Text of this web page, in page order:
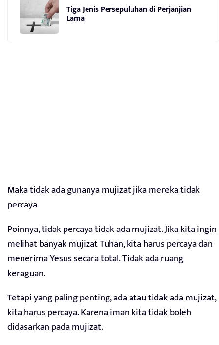
Tiga Jenis Persepuluhan di Perjanjian
Lama
Maka tidak ada gunanya mujizat jika mereka tidak
percaya.
Poinnya, tidak percaya tidak ada mujizat. Jika kita ingin
melihat banyak mujizat Tuhan, kita harus percaya dan
menerima Yesus secara total. Tidak ada ruang
keraguan.
Tetapi yang paling penting, ada atau tidak ada mujizat,
kita harus percaya. Karena iman kita tidak boleh
didasarkan pada mujizat.